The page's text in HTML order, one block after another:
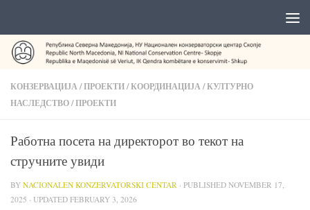
КОНЗЕРВАЦИЈА/ПРОЕКТИ/КООРДИНАЦИЈА/КУЛТУРНО
НАСЛЕДСТВО/ПРОЕКТИ
Работна посета на директорот во текот на
стручните увиди
BY NACIONALEN KONZERVATORSKI CENTAR · PUBLISHED NOVEMBER 17,
2025 · UPDATED FEBRUARY 3, 2026